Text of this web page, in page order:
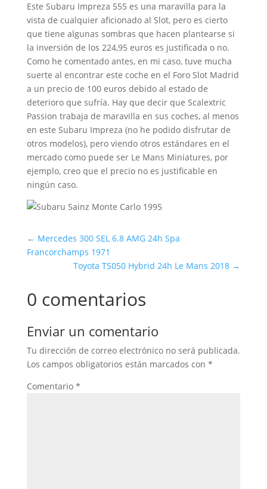
Este Subaru Impreza 555 es una maravilla para la
vista de cualquier aficionado al Slot, pero es cierto
que tiene algunas sombras que hacen plantearse si
la inversión de los 224,95 euros es justificada o no.
Como he comentado antes, en mi caso, tuve mucha
suerte al encontrar este coche en el Foro Slot Madrid
a un precio de 100 euros debido al estado de
deterioro que sufría. Hay que decir que Scalextric
Passion trabaja de maravilla en sus coches, al menos
en este Subaru Impreza (no he podido disfrutar de
otros modelos), pero viendo otros estándares en el
mercado como puede ser Le Mans Miniatures, por
ejemplo, creo que el precio no es justificable en
ningún caso.
← Mercedes 300 SEL 6.8 AMG 24h Spa
Francorchamps 1971
Toyota TS050 Hybrid 24h Le Mans 2018 →
0 comentarios
Enviar un comentario
Tu dirección de correo electrónico no será publicada.
Los campos obligatorios están marcados con *
Comentario *